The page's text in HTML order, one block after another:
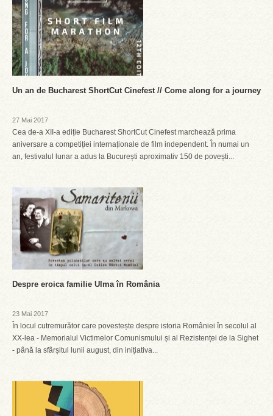
Un an de Bucharest ShortCut Cinefest // Come along for a journey
27 Mai 2017
Cea de-a XII-a ediție Bucharest ShortCut Cinefest marchează prima
aniversare a competiției internaționale de film independent. În numai un
an, festivalul lunar a adus la București aproximativ 150 de povești...
Despre eroica familie Ulma în România
23 Mai 2017
În locul cutremurător care povestește despre istoria României în secolul al
XX-lea - Memorialul Victimelor Comunismului și al Rezistenței de la Sighet
- până la sfârșitul lunii august, din inițiativa...